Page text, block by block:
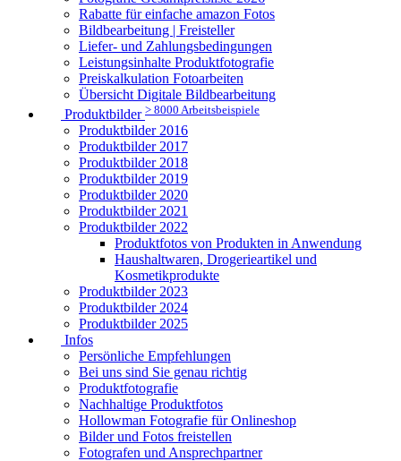
Rabatte für einfache amazon Fotos
Bildbearbeitung | Freisteller
Liefer- und Zahlungsbedingungen
Leistungsinhalte Produktfotografie
Preiskalkulation Fotoarbeiten
Übersicht Digitale Bildbearbeitung
Produktbilder > 8000 Arbeitsbeispiele
Produktbilder 2016
Produktbilder 2017
Produktbilder 2018
Produktbilder 2019
Produktbilder 2020
Produktbilder 2021
Produktbilder 2022
Produktfotos von Produkten in Anwendung
Haushaltwaren, Drogerieartikel und
Kosmetikprodukte
Produktbilder 2023
Produktbilder 2024
Produktbilder 2025
Infos
Persönliche Empfehlungen
Bei uns sind Sie genau richtig
Produktfotografie
Nachhaltige Produktfotos
Hollowman Fotografie für Onlineshop
Bilder und Fotos freistellen
Fotografen und Ansprechpartner